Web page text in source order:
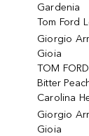
Gardenia
Tom Ford
Giorgio
Gioia
TOM
Bitter
Carolina
Giorgio
Gioia